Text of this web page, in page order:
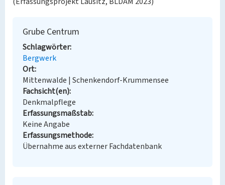
Grube Centrum
Schlagwörter
Bergwerk
Ort
Mittenwalde | Schenkendorf-Krummensee
Fachsicht(en)
Denkmalpflege
Erfassungsmaßstab
Keine Angabe
Erfassungsmethode
Übernahme aus externer Fachdatenbank